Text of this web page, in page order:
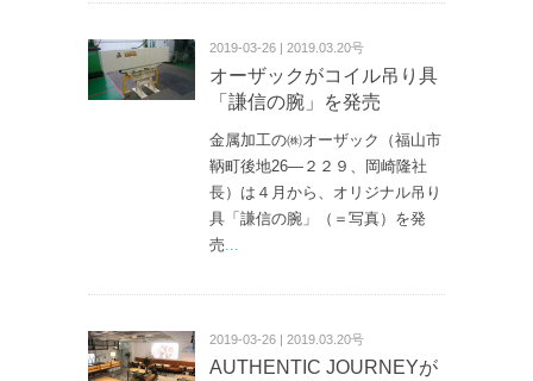
2019-03-26 | 2019.03.20号
オーザックがコイル吊り具
「謙信の腕」を発売
金属加工の㈱オーザック（福山市
鞆町後地26—２２９、岡崎隆社
長）は４月から、オリジナル吊り
具「謙信の腕」（＝写真）を発
売...
2019-03-26 | 2019.03.20号
AUTHENTIC JOURNEYが